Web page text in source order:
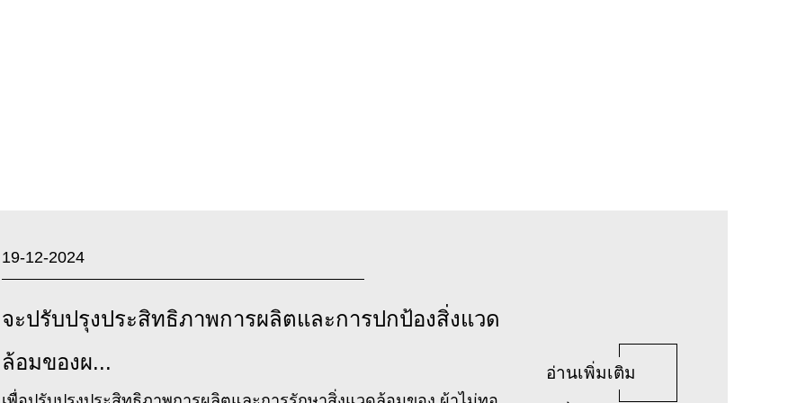
19-12-2024
จะปรับปรุงประสิทธิภาพการผลิตและการปกป้องสิ่งแวด
ล้อมของผ...
อ่านเพิ่มเติม